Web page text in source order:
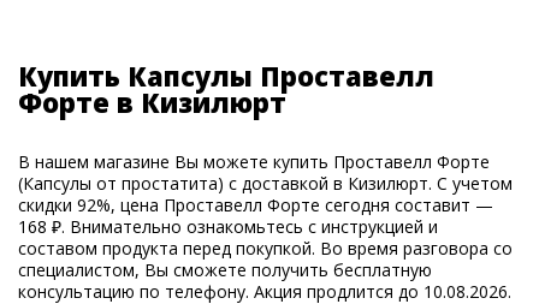
Купить Капсулы Проставелл
Форте в Кизилюрт
В нашем магазине Вы можете купить Проставелл Форте
(Капсулы от простатита) с доставкой в Кизилюрт. С учетом
скидки 92%, цена Проставелл Форте сегодня составит —
168 ₽. Внимательно ознакомьтесь с инструкцией и
составом продукта перед покупкой. Во время разговора со
специалистом, Вы сможете получить бесплатную
консультацию по телефону. Акция продлится до 10.08.2026.